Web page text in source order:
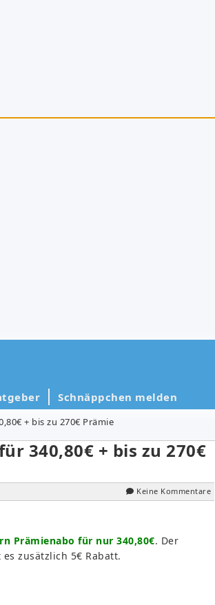
Schnäppchen melden
+ bis zu 270€ Prämie
340,80€ + bis zu 270€
Keine Kommentare
Prämienabo für nur 340,80€. Der
zusätzlich 5€ Rabatt.